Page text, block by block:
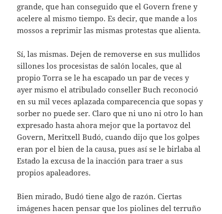
grande, que han conseguido que el Govern frene y
acelere al mismo tiempo. Es decir, que mande a los
mossos a reprimir las mismas protestas que alienta.
Sí, las mismas. Dejen de removerse en sus mullidos
sillones los procesistas de salón locales, que al
propio Torra se le ha escapado un par de veces y
ayer mismo el atribulado conseller Buch reconoció
en su mil veces aplazada comparecencia que sopas y
sorber no puede ser. Claro que ni uno ni otro lo han
expresado hasta ahora mejor que la portavoz del
Govern, Meritxell Budó, cuando dijo que los golpes
eran por el bien de la causa, pues así se le birlaba al
Estado la excusa de la inacción para traer a sus
propios apaleadores.
Bien mirado, Budó tiene algo de razón. Ciertas
imágenes hacen pensar que los piolines del terruño